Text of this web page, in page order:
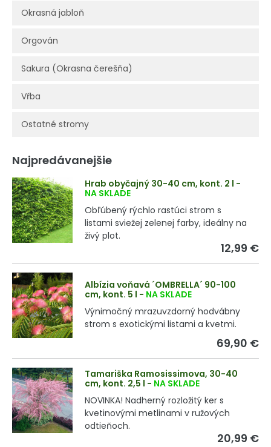
Okrasná jabloň
Orgován
Sakura (Okrasna čerešňa)
Vŕba
Ostatné stromy
Najpredávanejšie
Hrab obyčajný 30-40 cm, kont. 2 l -
NA SKLADE
Obľúbený rýchlo rastúci strom s
listami sviežej zelenej farby, ideálny na
živý plot.
12,99 €
Albízia voňavá ´OMBRELLA´ 90-100
cm, kont. 5 l - NA SKLADE
Výnimočný mrazuvzdorný hodvábny
strom s exotickými listami a kvetmi.
69,90 €
Tamariška Ramosissimova, 30-40
cm, kont. 2,5 l - NA SKLADE
NOVINKA! Nadherný rozložitý ker s
kvetinovými metlinami v ružových
odtieňoch.
20,99 €